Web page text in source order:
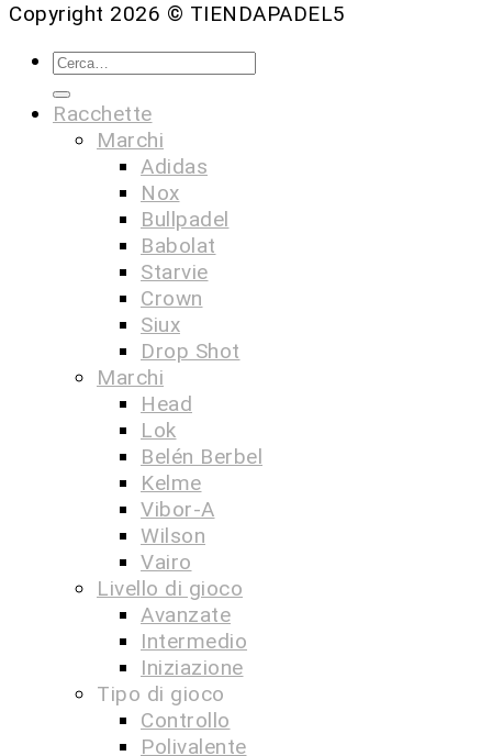
Copyright 2026 © TIENDAPADEL5
Racchette
Marchi
Adidas
Nox
Bullpadel
Babolat
Starvie
Crown
Siux
Drop Shot
Marchi
Head
Lok
Belén Berbel
Kelme
Vibor-A
Wilson
Vairo
Livello di gioco
Avanzate
Intermedio
Iniziazione
Tipo di gioco
Controllo
Polivalente